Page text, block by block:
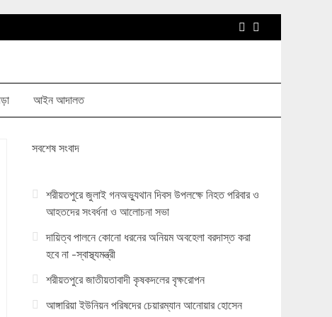
আইন আদালত
সবশেষ সংবাদ
শরীয়তপুরে জুলাই গনঅভ্যুথান দিবস উপলক্ষে নিহত পরিবার ও
আহতদের সংবর্ধনা ও আলোচনা সভা
দায়িত্ব পালনে কোনো ধরনের অনিয়ম অবহেলা বরদাস্ত করা
হবে না -স্বাস্থ্যমন্ত্রী
শরীয়তপুরে জাতীয়তাবাদী কৃষকদলের বৃক্ষরোপন
আঙ্গারিয়া ইউনিয়ন পরিষদের চেয়ারম্যান আনোয়ার হোসেন